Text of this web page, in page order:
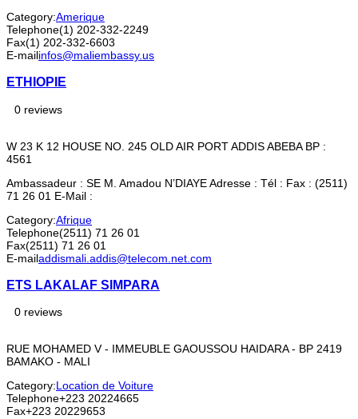
Category:Amerique
Telephone(1) 202-332-2249
Fax(1) 202-332-6603
E-mailinfos@maliembassy.us
ETHIOPIE
0 reviews
W 23 K 12 HOUSE NO. 245 OLD AIR PORT ADDIS ABEBA BP :
4561
Ambassadeur : SE M. Amadou N’DIAYE Adresse : Tél : Fax : (2511)
71 26 01 E-Mail :
Category:Afrique
Telephone(2511) 71 26 01
Fax(2511) 71 26 01
E-mailaddismali.addis@telecom.net.com
ETS LAKALAF SIMPARA
0 reviews
RUE MOHAMED V - IMMEUBLE GAOUSSOU HAIDARA - BP 2419
BAMAKO - MALI
Category:Location de Voiture
Telephone+223 20224665
Fax+223 20229653